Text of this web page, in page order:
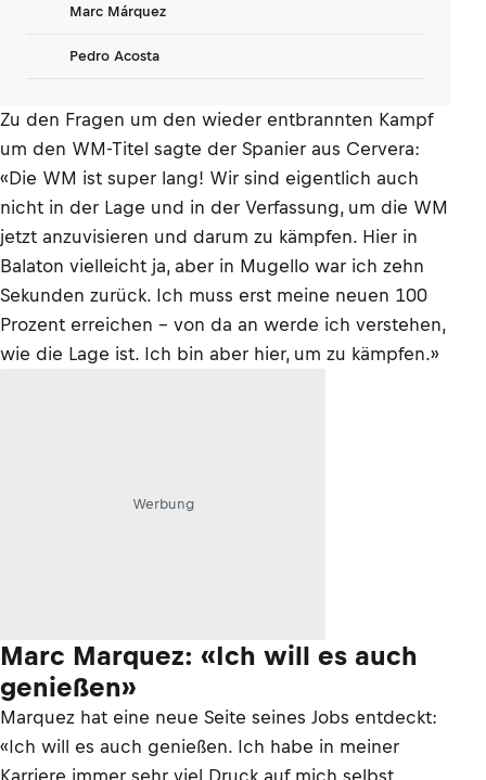
Marc Márquez
Pedro Acosta
Zu den Fragen um den wieder entbrannten Kampf
um den WM-Titel sagte der Spanier aus Cervera:
«Die WM ist super lang! Wir sind eigentlich auch
nicht in der Lage und in der Verfassung, um die WM
jetzt anzuvisieren und darum zu kämpfen. Hier in
Balaton vielleicht ja, aber in Mugello war ich zehn
Sekunden zurück. Ich muss erst meine neuen 100
Prozent erreichen – von da an werde ich verstehen,
wie die Lage ist. Ich bin aber hier, um zu kämpfen.»
Werbung
Marc Marquez: «Ich will es auch
genießen»
Marquez hat eine neue Seite seines Jobs entdeckt:
«Ich will es auch genießen. Ich habe in meiner
Karriere immer sehr viel Druck auf mich selbst